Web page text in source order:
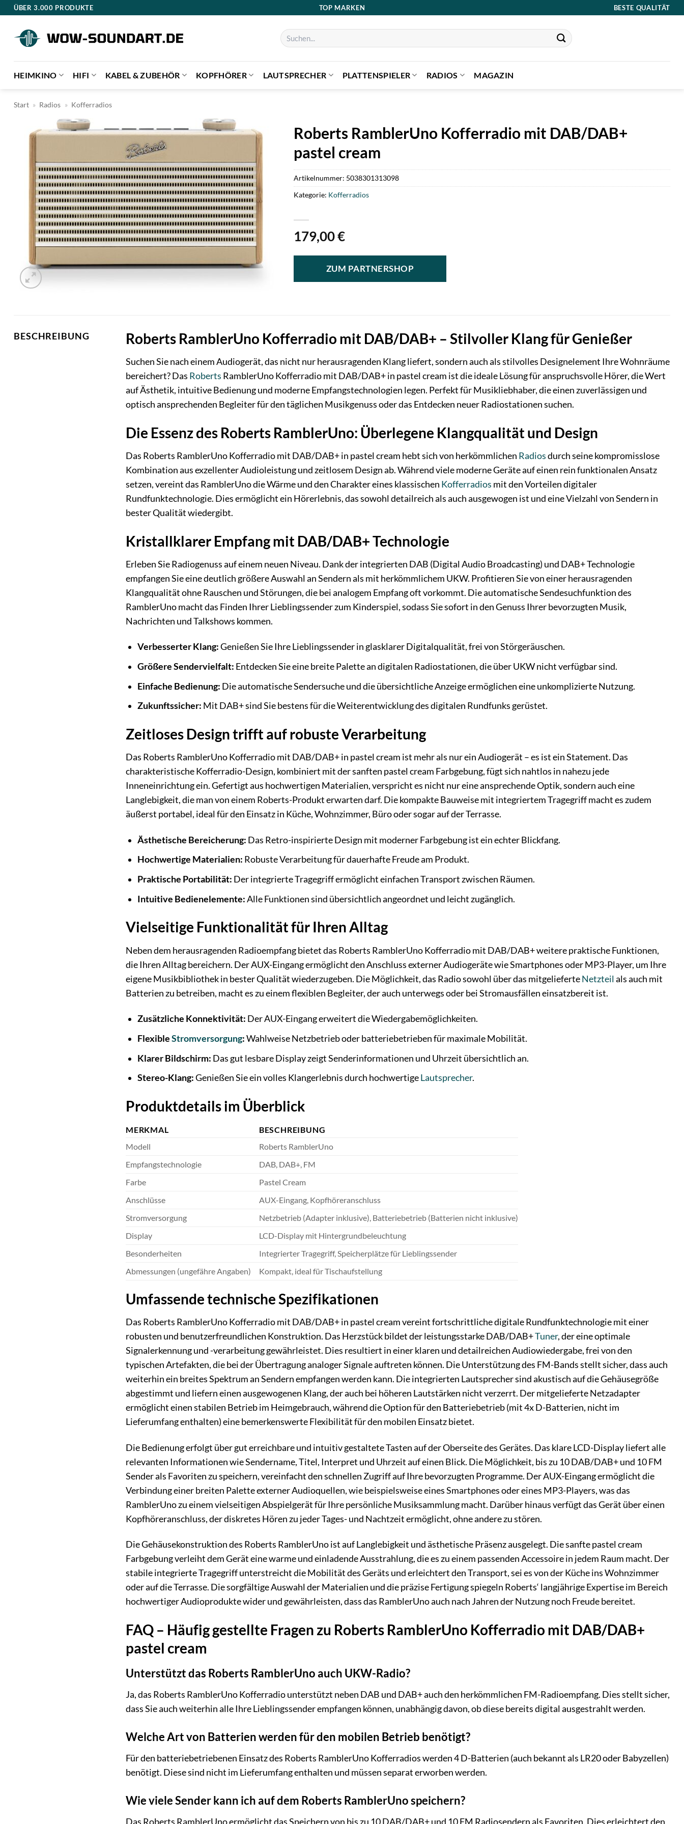
Zum
springen
ÜBER 3.000 PRODUKTE TOP MARKEN BESTE QUALITÄT
Suchen
nach:
HEIMKINO HIFI KABEL & ZUBEHÖR KOPFHÖRER LAUTSPRECHER PLATTENSPIELER RADIOS MAGAZIN
Start » Radios » Kofferradios
Roberts RamblerUno Kofferradio mit DAB/DAB+
pastel cream
179,00€
ZUM PARTNERSHOP
Artikelnummer: 5038301313098
Kategorie: Kofferradios
BESCHREIBUNG Roberts RamblerUno Kofferradio mit DAB/DAB+ – Stilvoller Klang für Genießer
Suchen Sie nach einem Audiogerät, das nicht nur herausragenden Klang liefert, sondern auch als stilvolles Designelement Ihre Wohnräume
bereichert? Das Roberts RamblerUno Kofferradio mit DAB/DAB+ in pastel cream ist die ideale Lösung für anspruchsvolle Hörer, die Wert
auf Ästhetik, intuitive Bedienung und moderne Empfangstechnologien legen. Perfekt für Musikliebhaber, die einen zuverlässigen und
optisch ansprechenden Begleiter für den täglichen Musikgenuss oder das Entdecken neuer Radiostationen suchen.
Die Essenz des Roberts RamblerUno: Überlegene Klangqualität und Design
Das Roberts RamblerUno Kofferradio mit DAB/DAB+ in pastel cream hebt sich von herkömmlichen Radiosdurch seine kompromisslose
Kombination aus exzellenter Audioleistung und zeitlosem Design ab. Während viele moderne Geräte auf einen rein funktionalen Ansatz
setzen, vereint das RamblerUno die Wärme und den Charakter eines klassischen Kofferradios mit den Vorteilen digitaler
Rundfunktechnologie. Dies ermöglicht ein Hörerlebnis, das sowohl detailreich als auch ausgewogen ist und eine Vielzahl von Sendern in
bester Qualität wiedergibt.
Kristallklarer Empfang mit DAB/DAB+ Technologie
Erleben Sie Radiogenuss auf einem neuen Niveau. Dank der integrierten DAB (Digital Audio Broadcasting) und DAB+ Technologie
empfangen Sie eine deutlich größere Auswahl an Sendern als mit herkömmlichem UKW. Profitieren Sie von einer herausragenden
Klangqualität ohne Rauschen und Störungen, die bei analogem Empfang oft vorkommt. Die automatische Sendesuchfunktion des
RamblerUno macht das Finden Ihrer Lieblingssender zum Kinderspiel, sodass Sie sofort in den Genuss Ihrer bevorzugten Musik,
Nachrichten und Talkshows kommen.
Verbesserter Klang:Genießen Sie Ihre Lieblingssender in glasklarer Digitalqualität, frei von Störgeräuschen.
Größere Sendervielfalt: Entdecken Sie eine breite Palette an digitalen Radiostationen, die über UKW nicht verfügbar sind.
Einfache Bedienung: Die automatische Sendersuche und die übersichtliche Anzeige ermöglichen eine unkomplizierte Nutzung.
Zukunftssicher: Mit DAB+ sind Sie bestens für die Weiterentwicklung des digitalen Rundfunks gerüstet.
Zeitloses Design trifft auf robuste Verarbeitung
Das Roberts RamblerUno Kofferradio mit DAB/DAB+ in pastel cream ist mehr als nur ein Audiogerät – es ist ein Statement. Das
charakteristische Kofferradio-Design, kombiniert mit der sanften pastel cream Farbgebung, fügt sich nahtlos in nahezu jede
Inneneinrichtung ein. Gefertigt aus hochwertigen Materialien, verspricht es nicht nur eine ansprechende Optik, sondern auch eine
Langlebigkeit, die man von einem Roberts-Produkt erwarten darf. Die kompakte Bauweise mit integriertem Tragegriff macht es zudem
äußerst portabel, ideal für den Einsatz in Küche, Wohnzimmer, Büro oder sogar auf der Terrasse.
Ästhetische Bereicherung: Das Retro-inspirierte Design mit moderner Farbgebung ist ein echter Blickfang.
Hochwertige Materialien: Robuste Verarbeitung für dauerhafte Freude am Produkt.
Praktische Portabilität: Der integrierte Tragegriff ermöglicht einfachen Transport zwischen Räumen.
Intuitive Bedienelemente:Alle Funktionen sind übersichtlich angeordnet und leicht zugänglich.
Vielseitige Funktionalität für Ihren Alltag
Neben dem herausragenden Radioempfang bietet das Roberts RamblerUno Kofferradio mit DAB/DAB+ weitere praktische Funktionen,
die Ihren Alltag bereichern. Der AUX-Eingang ermöglicht den Anschluss externer Audiogeräte wie Smartphones oder MP3-Player, um Ihre
eigene Musikbibliothek in bester Qualität wiederzugeben. Die Möglichkeit, das Radio sowohl über das mitgelieferteNetzteilals auch mit
Batterien zu betreiben, macht es zu einem flexiblen Begleiter, der auch unterwegs oder bei Stromausfällen einsatzbereit ist.
Zusätzliche Konnektivität: Der AUX-Eingang erweitert die Wiedergabemöglichkeiten.
FlexibleStromversorgung:Wahlweise Netzbetrieb oder batteriebetrieben für maximale Mobilität.
Klarer Bildschirm: Das gut lesbare Display zeigt Senderinformationen und Uhrzeit übersichtlich an.
Stereo-Klang:Genießen Sie ein volles Klangerlebnis durch hochwertigeLautsprecher.
Produktdetails im Überblick
MERKMAL
BESCHREIBUNG
Modell
Roberts RamblerUno
Empfangstechnologie
DAB, DAB+, FM
Farbe
Pastel Cream
Anschlüsse
AUX-Eingang, Kopfhöreranschluss
Stromversorgung
Netzbetrieb (Adapter inklusive), Batteriebetrieb (Batterien nicht inklusive)
Display
LCD-Display mit Hintergrundbeleuchtung
Besonderheiten
Integrierter Tragegriff, Speicherplätze für Lieblingssender
Abmessungen (ungefähre Angaben)
Kompakt, ideal für Tischaufstellung
Umfassende technische Spezifikationen
Das Roberts RamblerUno Kofferradio mit DAB/DAB+ in pastel cream vereint fortschrittliche digitale Rundfunktechnologie mit einer
robusten und benutzerfreundlichen Konstruktion. Das Herzstück bildet der leistungsstarke DAB/DAB+Tuner, der eine optimale
Signalerkennung und -verarbeitung gewährleistet. Dies resultiert in einer klaren und detailreichen Audiowiedergabe, frei von den
typischen Artefakten, die bei der Übertragung analoger Signale auftreten können. Die Unterstützung des FM-Bands stellt sicher, dass auch
weiterhin ein breites Spektrum an Sendern empfangen werden kann. Die integrierten Lautsprecher sind akustisch auf die Gehäusegröße
abgestimmt und liefern einen ausgewogenen Klang, der auch bei höheren Lautstärken nicht verzerrt. Der mitgelieferte Netzadapter
ermöglicht einen stabilen Betrieb im Heimgebrauch, während die Option für den Batteriebetrieb (mit 4x D-Batterien, nicht im
Lieferumfang enthalten) eine bemerkenswerte Flexibilität für den mobilen Einsatz bietet.
Die Bedienung erfolgt über gut erreichbare und intuitiv gestaltete Tasten auf der Oberseite des Gerätes. Das klare LCD-Display liefert alle
relevanten Informationen wie Sendername, Titel, Interpret und Uhrzeit auf einen Blick. Die Möglichkeit, bis zu 10 DAB/DAB+ und 10 FM
Sender als Favoriten zu speichern, vereinfacht den schnellen Zugriff auf Ihre bevorzugten Programme. Der AUX-Eingang ermöglicht die
Verbindung einer breiten Palette externer Audioquellen, wie beispielsweise eines Smartphones oder eines MP3-Players, was das
RamblerUno zu einem vielseitigen Abspielgerät für Ihre persönliche Musiksammlung macht. Darüber hinaus verfügt das Gerät über einen
Kopfhöreranschluss, der diskretes Hören zu jeder Tages- und Nachtzeit ermöglicht, ohne andere zu stören.
Die Gehäusekonstruktion des Roberts RamblerUno ist auf Langlebigkeit und ästhetische Präsenz ausgelegt. Die sanfte pastel cream
Farbgebung verleiht dem Gerät eine warme und einladende Ausstrahlung, die es zu einem passenden Accessoire in jedem Raum macht. Der
stabile integrierte Tragegriff unterstreicht die Mobilität des Geräts und erleichtert den Transport, sei es von der Küche ins Wohnzimmer
oder auf die Terrasse. Die sorgfältige Auswahl der Materialien und die präzise Fertigung spiegeln Roberts‘ langjährige Expertise im Bereich
hochwertiger Audioprodukte wider und gewährleisten, dass das RamblerUno auch nach Jahren der Nutzung noch Freude bereitet.
FAQ – Häufig gestellte Fragen zu Roberts RamblerUno Kofferradio mit DAB/DAB+
pastel cream
Unterstützt das Roberts RamblerUno auch UKW-Radio?
Ja, das Roberts RamblerUno Kofferradio unterstützt neben DAB und DAB+ auch den herkömmlichen FM-Radioempfang. Dies stellt sicher,
dass Sie auch weiterhin alle Ihre Lieblingssender empfangen können, unabhängig davon, ob diese bereits digital ausgestrahlt werden.
Welche Art von Batterien werden für den mobilen Betrieb benötigt?
Für den batteriebetriebenen Einsatz des Roberts RamblerUno Kofferradios werden 4 D-Batterien (auch bekannt als LR20 oder Babyzellen)
benötigt. Diese sind nicht im Lieferumfang enthalten und müssen separat erworben werden.
Wie viele Sender kann ich auf dem Roberts RamblerUno speichern?
Das Roberts RamblerUno ermöglicht das Speichern von bis zu 10 DAB/DAB+ und 10 FM Radiosendern als Favoriten. Dies erleichtert den